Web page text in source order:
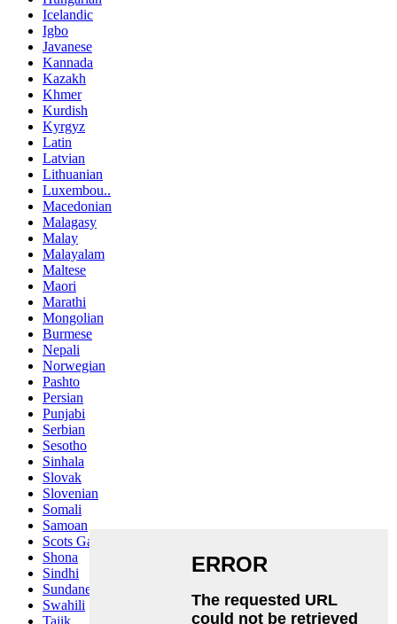
Icelandic
Igbo
Javanese
Kannada
Kazakh
Khmer
Kurdish
Kyrgyz
Latin
Latvian
Lithuanian
Luxembou..
Macedonian
Malagasy
Malay
Malayalam
Maltese
Maori
Marathi
Mongolian
Burmese
Nepali
Norwegian
Pashto
Persian
Punjabi
Serbian
Sesotho
Sinhala
Slovak
Slovenian
Somali
Samoan
Scots Gaelic
Shona
Sindhi
Sundanese
Swahili